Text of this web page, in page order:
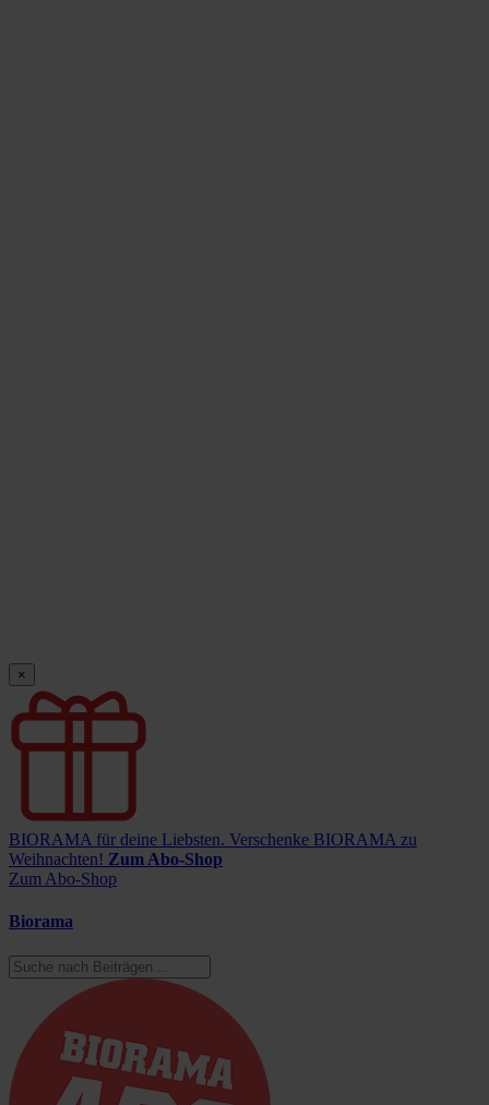
×
BIORAMA für deine Liebsten. Verschenke BIORAMA zu
Weihnachten! Zum Abo-Shop
Zum Abo-Shop
Biorama